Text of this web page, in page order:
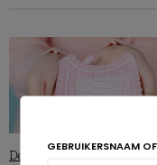
De darmmicrobiota in al hun
GEBRUIKERSNAAM